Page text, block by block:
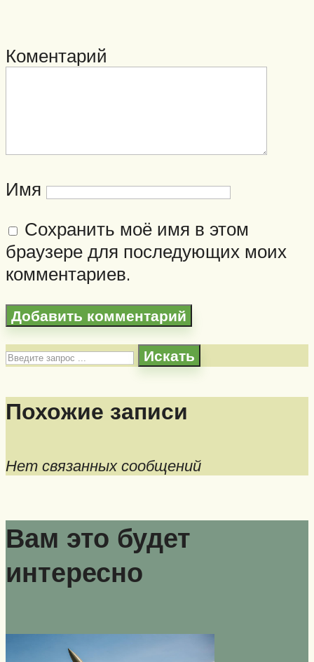
Коментарий
Имя
Сохранить моё имя в этом
браузере для последующих моих
комментариев.
Искать
Похожие записи
Нет связанных сообщений
Вам это будет
интересно